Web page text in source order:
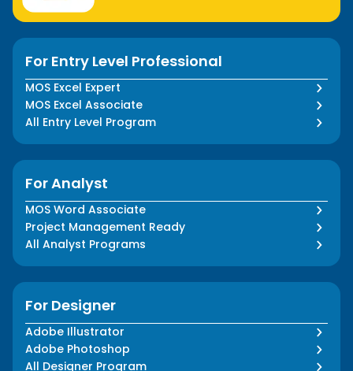
For Entry Level Professional
MOS Excel Expert
MOS Excel Associate
All Entry Level Program
For Analyst
MOS Word Associate
Project Management Ready
All Analyst Programs
For Designer
Adobe Illustrator
Adobe Photoshop
All Designer Program